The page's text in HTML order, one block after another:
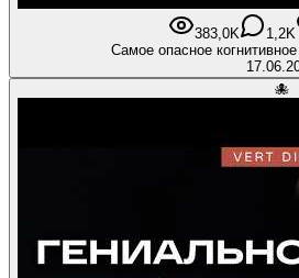
383,0K 1,2K
Самое опасное
🐙